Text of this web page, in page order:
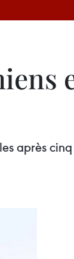
après